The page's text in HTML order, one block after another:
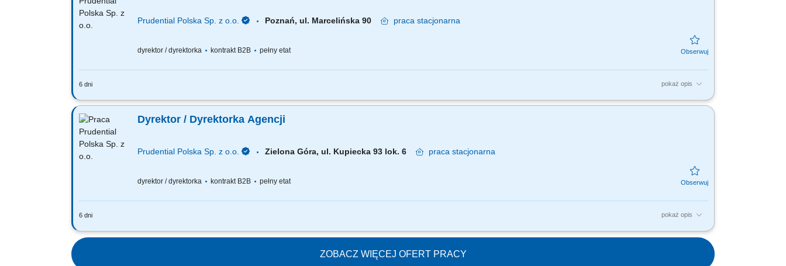
Prudential Polska Sp. z o.o. Poznań, ul. Marcelińska 90 praca stacjonarna
dyrektor / dyrektorka kontrakt B2B pełny etat
6 dni pokaż opis
Za co będziesz odpowiadać: własny biznes przychodowy i zarządzanie zespołem sprzedaży, rekrutację i wdrożenie nowych Konsultantów ds. Planowania
Dyrektor / Dyrektorka Agencji
Prudential Polska Sp. z o.o. Zielona Góra, ul. Kupiecka 93 lok. 6 praca stacjonarna
dyrektor / dyrektorka kontrakt B2B pełny etat
6 dni pokaż opis
Za co będziesz odpowiadać: własny biznes przychodowy i zarządzanie zespołem sprzedaży, rekrutację i wdrożenie nowych Konsultantów ds. Planowania
ZOBACZ WIĘCEJ OFERT PRACY